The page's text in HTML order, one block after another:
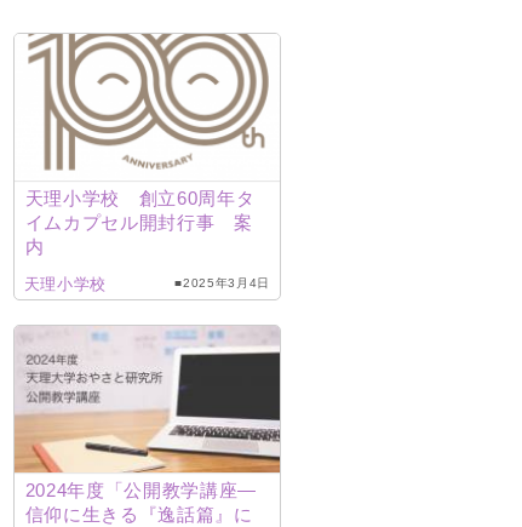
天理小学校 創立60周年タ
イムカプセル開封行事 案
内
天理小学校 ■2025年3月4日
2024年度「公開教学講座―
信仰に生きる『逸話篇』に